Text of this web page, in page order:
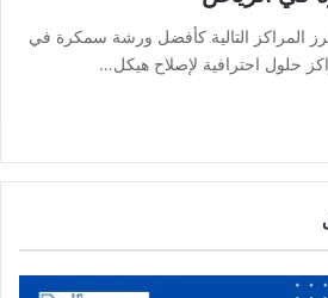
المراكز التالية كأفضل ورشة سمكرة في
حلول احترافية لإصلاح هيكل…